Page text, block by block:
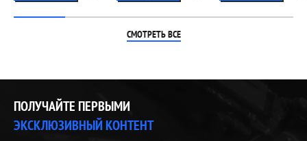
СМОТРЕТЬ ВСЕ
ПОЛУЧАЙТЕ ПЕРВЫМИ
ЭКСКЛЮЗИВНЫЙ КОНТЕНТ